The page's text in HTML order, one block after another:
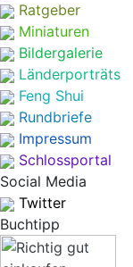
Ratgeber
Miniaturen
Bildergalerie
Länderporträts
Feng Shui
Rundbriefe
Impressum
Schlossportal
Social Media
Twitter
Buchtipp